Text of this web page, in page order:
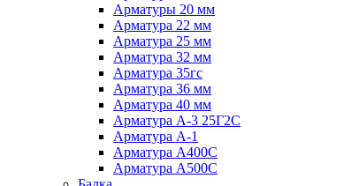
Арматуры 20 мм
Арматура 22 мм
Арматура 25 мм
Арматура 32 мм
Арматура 35гс
Арматура 36 мм
Арматура 40 мм
Арматура А-3 25Г2С
Арматура А-1
Арматура А400С
Арматура А500С